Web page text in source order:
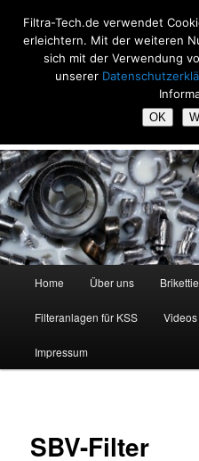
primären
Inhalt
Filtra-Tech
Filtrieren und Brikettieren, seit 20
Home Über uns
Filteranlagen für KSS Videos
Impressum
SBV-Filter
Filtra-Tech.de verwendet
erleichtern. Mit der weiteren
sich mit der Verwendung
unserer
OK